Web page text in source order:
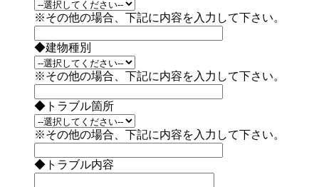
※その他の場合、下記に内容を入力して下さい。
◆建物種別
※その他の場合、下記に内容を入力して下さい。
◆トラブル箇所
※その他の場合、下記に内容を入力して下さい。
◆トラブル内容